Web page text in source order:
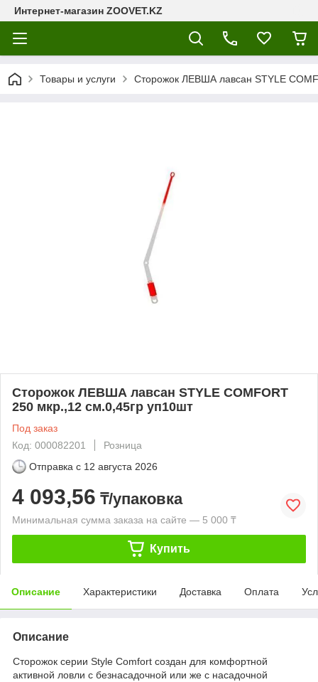
Интернет-магазин ZOOVET.KZ
Товары и услуги Сторожок ЛЕВША лавсан STYLE
Сторожок ЛЕВША лавсан STYLE COMFORT
250 мкр.,12 см.0,45гр уп10шт
Под заказ
Код: 000082201
Розница
Отправка с 12 августа 2026
4 093,56 ₸/упаковка
Минимальная сумма заказа на сайте — 5 000 ₸
Купить
Описание Характеристики Доставка Оплата
Описание
Сторожок серии Style Comfort создан для комфортной
активной ловли с безнасадочной или же с насадочной